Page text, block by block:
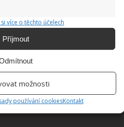
více o těchto účelech
Příjmout
možnosti
používání cookiesKontakt